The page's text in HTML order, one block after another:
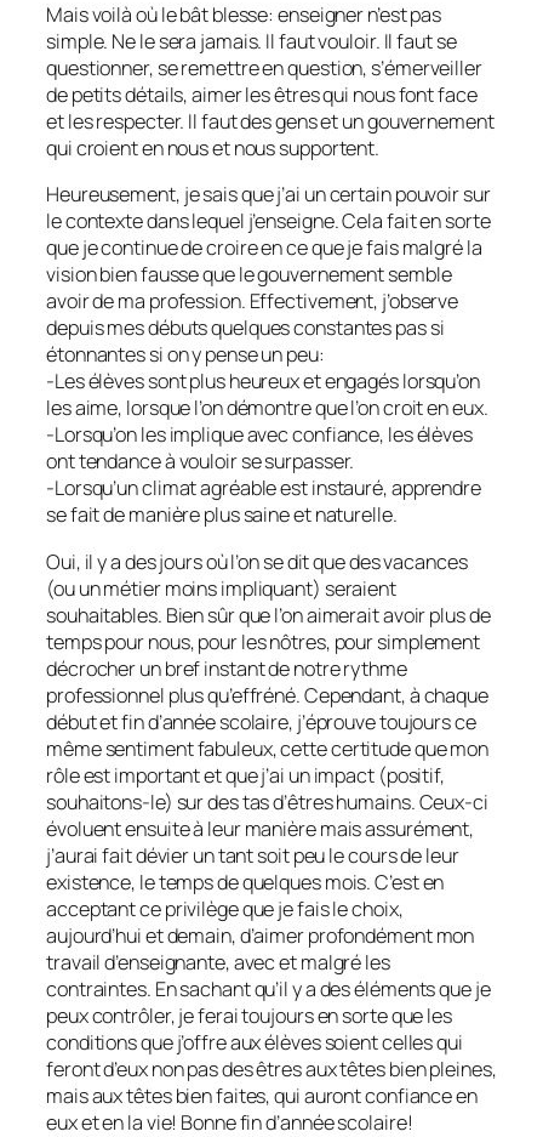
Mais voilà où le bât blesse: enseigner n’est pas
simple. Ne le sera jamais. Il faut vouloir. Il faut se
questionner, se remettre en question, s’émerveiller
de petits détails, aimer les êtres qui nous font face
et les respecter. Il faut des gens et un gouvernement
qui croient en nous et nous supportent.
Heureusement, je sais que j’ai un certain pouvoir sur
le contexte dans lequel j’enseigne. Cela fait en sorte
que je continue de croire en ce que je fais malgré la
vision bien fausse que le gouvernement semble
avoir de ma profession. Effectivement, j’observe
depuis mes débuts quelques constantes pas si
étonnantes si on y pense un peu:
-Les élèves sont plus heureux et engagés lorsqu’on
les aime, lorsque l’on démontre que l’on croit en eux.
-Lorsqu’on les implique avec confiance, les élèves
ont tendance à vouloir se surpasser.
-Lorsqu’un climat agréable est instauré, apprendre
se fait de manière plus saine et naturelle.
Oui, il y a des jours où l’on se dit que des vacances
(ou un métier moins impliquant) seraient
souhaitables. Bien sûr que l’on aimerait avoir plus de
temps pour nous, pour les nôtres, pour simplement
décrocher un bref instant de notre rythme
professionnel plus qu’effréné. Cependant, à chaque
début et fin d’année scolaire, j’éprouve toujours ce
même sentiment fabuleux, cette certitude que mon
rôle est important et que j’ai un impact (positif,
souhaitons-le) sur des tas d’êtres humains. Ceux-ci
évoluent ensuite à leur manière mais assurément,
j’aurai fait dévier un tant soit peu le cours de leur
existence, le temps de quelques mois. C’est en
acceptant ce privilège que je fais le choix,
aujourd’hui et demain, d’aimer profondément mon
travail d’enseignante, avec et malgré les
contraintes. En sachant qu’il y a des éléments que je
peux contrôler, je ferai toujours en sorte que les
conditions que j’offre aux élèves soient celles qui
feront d’eux non pas des êtres aux têtes bien pleines,
mais aux têtes bien faites, qui auront confiance en
eux et en la vie! Bonne fin d’année scolaire!